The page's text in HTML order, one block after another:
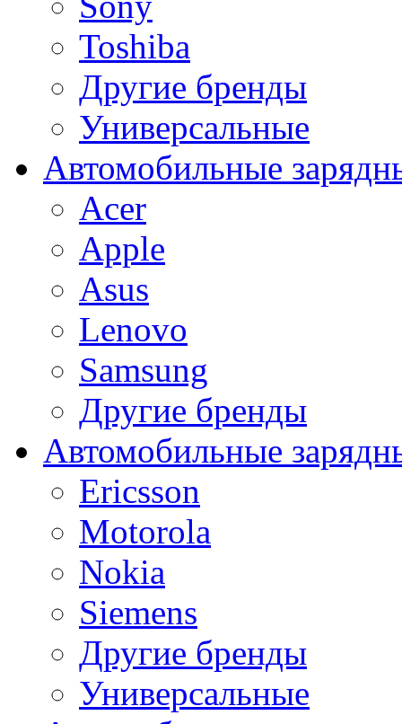
Toshiba
Другие бренды
Универсальные
Автомобильные
Acer
Apple
Asus
Lenovo
Samsung
Другие бренды
Автомобильные
Ericsson
Motorola
Nokia
Siemens
Другие бренды
Универсальные